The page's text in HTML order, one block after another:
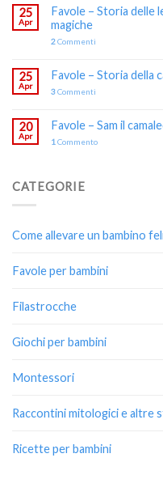
25
Apr
Favole – Storia delle
magiche
2Commenti
25
Apr
Favole – Storia della
3Commenti
20
Apr
Favole – Sam il
1 Commento
CATEGORIE
Come allevare un bambino
Favole per bambini
Filastrocche
Giochi per bambini
Montessori
Raccontini mitologici e altre
Ricette per bambini